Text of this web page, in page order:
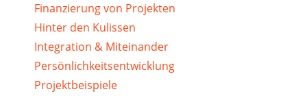
Finanzierung von Projekten
Hinter den Kulissen
Integration & Miteinander
Persönlichkeitsentwicklung
Projektbeispiele